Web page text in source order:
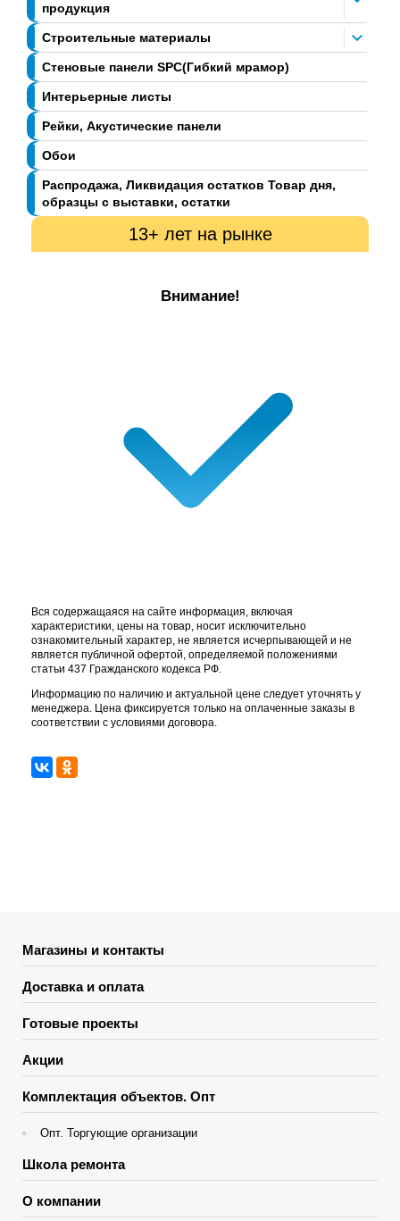
продукция
Строительные материалы
Стеновые панели SPC(Гибкий мрамор)
Интерьерные листы
Рейки, Акустические панели
Обои
Распродажа, Ликвидация остатков Товар дня,
образцы с выставки, остатки
13+ лет на рынке
Внимание!
Вся содержащаяся на сайте информация, включая
характеристики, цены на товар, носит исключительно
ознакомительный характер, не является исчерпывающей и не
является публичной офертой, определяемой положениями
статьи 437 Гражданского кодекса РФ.
Информацию по наличию и актуальной цене следует уточнять у
менеджера. Цена фиксируется только на оплаченные заказы в
соответствии с условиями договора.
Магазины и контакты
Доставка и оплата
Готовые проекты
Акции
Комплектация объектов. Опт
Опт. Торгующие организации
Школа ремонта
О компании